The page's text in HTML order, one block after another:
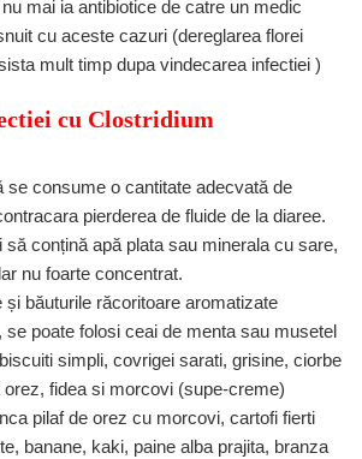
mai ia antibiotice de catre un medic
cu aceste cazuri (dereglarea florei
mult timp dupa vindecarea infectiei )
cu Clostridium
se consume o cantitate adecvată de
pierderea de fluide de la diaree.
să conțină apă plata sau minerala cu sare,
nu foarte concentrat.
și băuturile răcoritoare aromatizate
se poate folosi ceai de menta sau musetel
simpli, covrigei sarati, grisine, ciorbe
fidea si morcovi (supe-creme)
pilaf de orez cu morcovi, cartofi fierti
banane, kaki, paine alba prajita, branza